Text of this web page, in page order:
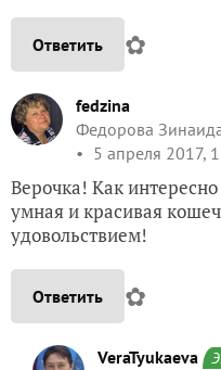
Ответить ✿
fedzina
Федорова
5 апреля 2017,
Верочка! Как
умная и красивая
удовольствием!
Ответить ✿
VeraTyukaeva